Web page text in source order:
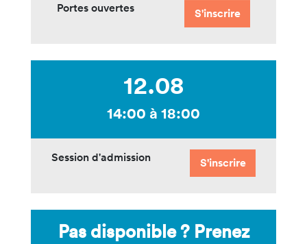
Portes ouvertes S'inscrire
12.08
14:00 à 18:00
Session d'admission S'inscrire
Pas disponible ? Prenez